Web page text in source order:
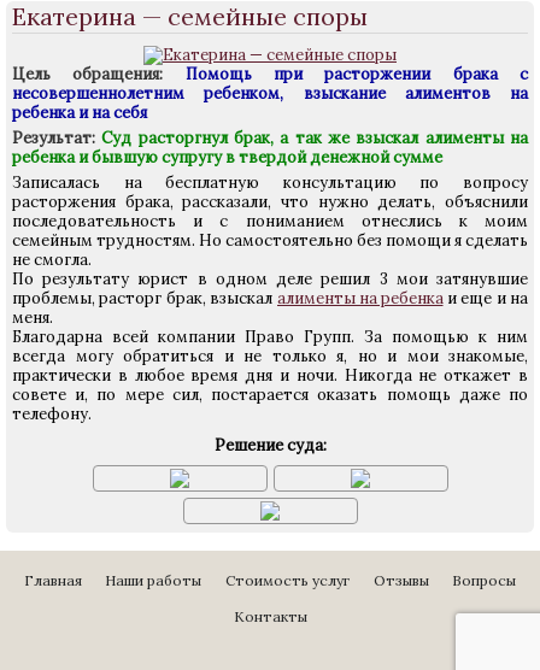
Екатерина — семейные споры
Цель обращения: Помощь при расторжении брака с
несовершеннолетним ребенком, взыскание алиментов на
ребенка и на себя
Результат: Суд расторгнул брак, а так же взыскал алименты на
ребенка и бывшую супругу в твердой денежной сумме
Записалась на бесплатную консультацию по вопросу
расторжения брака, рассказали, что нужно делать, объяснили
последовательность и с пониманием отнеслись к моим
семейным трудностям. Но самостоятельно без помощи я сделать
не смогла.
По результату юрист в одном деле решил 3 мои затянувшие
проблемы, расторг брак, взыскал алименты на ребенкаи еще и на
меня.
Благодарна всей компании Право Групп. За помощью к ним
всегда могу обратиться и не только я, но и мои знакомые,
практически в любое время дня и ночи. Никогда не откажет в
совете и, по мере сил, постарается оказать помощь даже по
телефону.
Решение суда:
Главная Наши работы Стоимость услуг Отзывы
Вопросы
Контакты